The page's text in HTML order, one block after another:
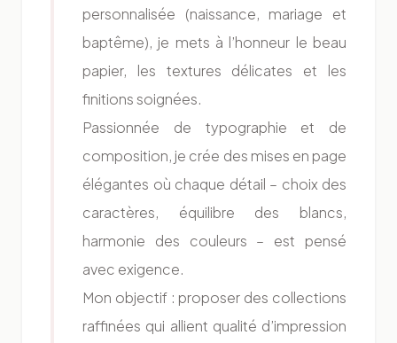
personnalisée (naissance, mariage et
baptême), je mets à l’honneur le beau
papier, les textures délicates et les
finitions soignées.
Passionnée de typographie et de
composition, je crée des mises en page
élégantes où chaque détail – choix des
caractères, équilibre des blancs,
harmonie des couleurs – est pensé
avec exigence.
Mon objectif : proposer des collections
raffinées qui allient qualité d’impression